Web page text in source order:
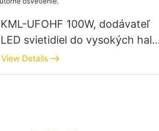
KML-UFOHF 100W, dodávateľ
LED svietidiel do vysokých hal
pre priemyselné závody, sklady
a iné vnútorné osvetlenie.
View Details